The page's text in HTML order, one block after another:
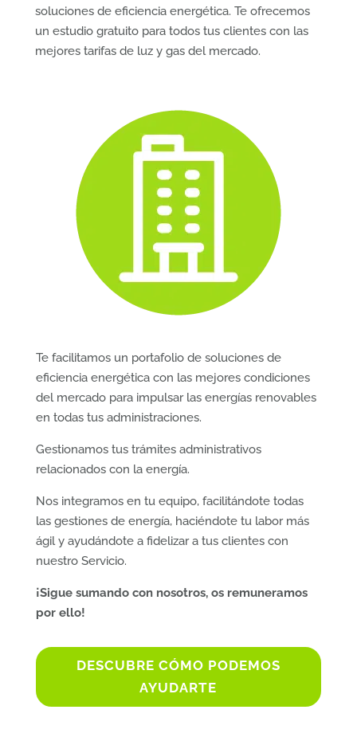
soluciones de eficiencia energética. Te ofrecemos
un estudio gratuito para todos tus clientes con las
mejores tarifas de luz y gas del mercado.
Te facilitamos un portafolio de soluciones de
eficiencia energética con las mejores condiciones
del mercado para impulsar las energías renovables
en todas tus administraciones.
Gestionamos tus trámites administrativos
relacionados con la energía.
Nos integramos en tu equipo, facilitándote todas
las gestiones de energía, haciéndote tu labor más
ágil y ayudándote a fidelizar a tus clientes con
nuestro Servicio.
¡Sigue sumando con nosotros, os remuneramos
por ello!
DESCUBRE CÓMO PODEMOS
AYUDARTE